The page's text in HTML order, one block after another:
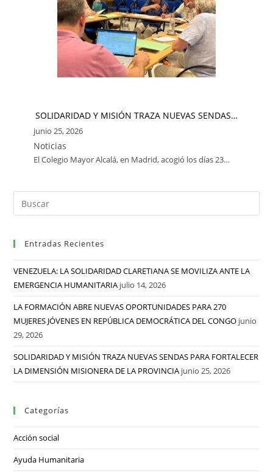
SOLIDARIDAD Y MISIÓN TRAZA NUEVAS SENDAS…
junio 25, 2026
Noticias
El Colegio Mayor Alcalá, en Madrid, acogió los días 23…
Entradas Recientes
VENEZUELA: LA SOLIDARIDAD CLARETIANA SE MOVILIZA ANTE LA
EMERGENCIA HUMANITARIA julio 14, 2026
LA FORMACIÓN ABRE NUEVAS OPORTUNIDADES PARA 270
MUJERES JÓVENES EN REPÚBLICA DEMOCRÁTICA DEL CONGO junio
29, 2026
SOLIDARIDAD Y MISIÓN TRAZA NUEVAS SENDAS PARA FORTALECER
LA DIMENSIÓN MISIONERA DE LA PROVINCIA junio 25, 2026
Categorías
Acción social
Ayuda Humanitaria